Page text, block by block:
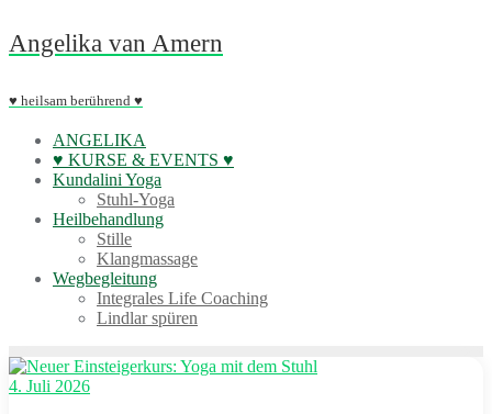
Skip
to
Angelika van Amern
♥ heilsam berührend ♥
ANGELIKA
♥ KURSE & EVENTS ♥
Kundalini Yoga
Stuhl-Yoga
Heilbehandlung
Stille
Klangmassage
Wegbegleitung
Integrales Life Coaching
Lindlar spüren
4. Juli 2026